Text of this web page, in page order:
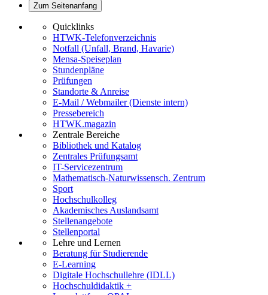
Zum Seitenanfang
Quicklinks
HTWK-Telefonverzeichnis
Notfall (Unfall, Brand, Havarie)
Mensa-Speiseplan
Stundenpläne
Prüfungen
Standorte & Anreise
E-Mail / Webmailer (Dienste intern)
Pressebereich
HTWK.magazin
Zentrale Bereiche
Bibliothek und Katalog
Zentrales Prüfungsamt
IT-Servicezentrum
Mathematisch-Naturwissensch. Zentrum
Sport
Hochschulkolleg
Akademisches Auslandsamt
Stellenangebote
Stellenportal
Lehre und Lernen
Beratung für Studierende
E-Learning
Digitale Hochschullehre (IDLL)
Hochschuldidaktik +